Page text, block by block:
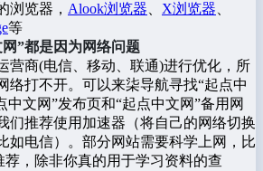
浏览器， Alook浏览器 X浏览器
等
”都是因为网络问题
营商(电信、移动、联通)进行优化，所
络打不开。可以来柒导航寻找“起点中
中文网”发布页和“起点中文网”备用网
们推荐使用加速器（将自己的网络切换
如电信）。部分网站需要科学上网，比
荐，除非你真的用于学习资料的查